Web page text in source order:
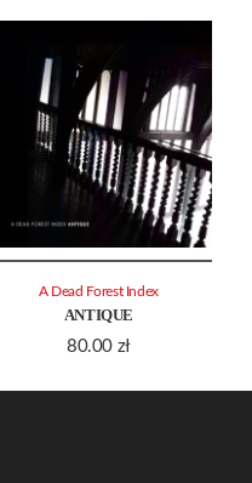
ANTIQUE
80.00 zł
A Dead Forest Index